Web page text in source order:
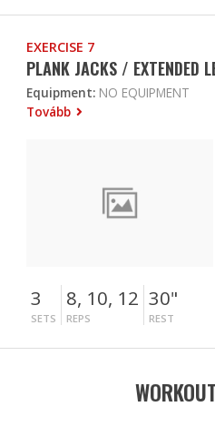
EXERCISE 7
PLANK JACKS / EXTENDED
Equipment: NO EQUIPMENT
Tovább
3
SETS
8, 10, 12
REPS
30"
REST